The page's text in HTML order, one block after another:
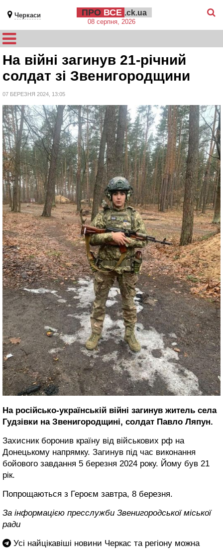
Черкаси ПРО ВСЕ .ck.ua
08 серпня, 2026
На війні загинув 21-річний
солдат зі Звенигородщини
07 БЕРЕЗНЯ 2024, 13:05
На російсько-українській війні загинув житель села
Гудзівки на Звенигородщині, солдат Павло Ляпун.
Захисник боронив країну від військових рф на
Донецькому напрямку. Загинув під час виконання
бойового завдання 5 березня 2024 року. Йому був 21
рік.
Попрощаються з Героєм завтра, 8 березня.
За інформацією пресслужби Звенигородської міської
ради
Усі найцікавіші новини Черкас та регіону можна